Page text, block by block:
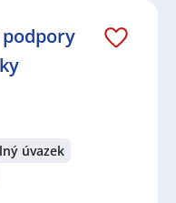
úvazek